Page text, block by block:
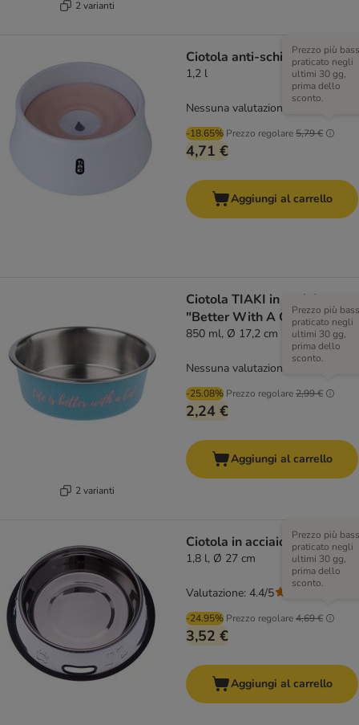
2 varianti
Ciotola anti-schizzi TIAKI
1,2 l
-18.65% Prezzo regolare5,79 €
Prezzo più
praticato negli
ultimi 30 gg,
prima dello
sconto.
4,71 €
Nessuna valutazione
Aggiungi al carrello
2 varianti
Ciotola TIAKI in acciaio
"Better With A Cat"
850 ml, Ø 17,2 cm
-25.08% Prezzo regolare2,99 €
Prezzo più
praticato negli
ultimi 30 gg,
prima dello
sconto.
2,24 €
Nessuna valutazione
Aggiungi al carrello
Ciotola in acciaio
1,8 l, Ø 27 cm
-24.95% Prezzo regolare4,69 €
Prezzo più
praticato negli
ultimi 30 gg,
prima dello
sconto.
3,52 €
Valutazione: 4.4/5
Aggiungi al carrello